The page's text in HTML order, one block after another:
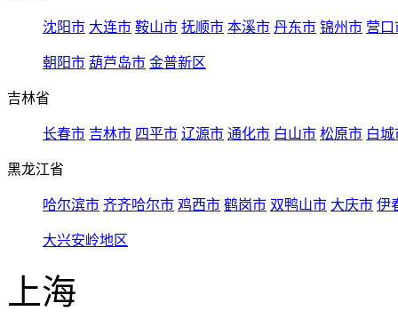
沈阳市 大连市 鞍山市 抚顺市 本溪市 丹东市 锦州市 营口
朝阳市 葫芦岛市 金普新区
吉林省
长春市 吉林市 四平市 辽源市 通化市 白山市 松原市 白城
黑龙江省
哈尔滨市 齐齐哈尔市 鸡西市 鹤岗市 双鸭山市 大庆市 伊
大兴安岭地区
上海